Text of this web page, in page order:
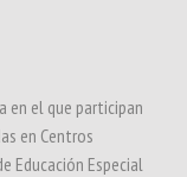
en el que participan
en Centros
Educación Especial